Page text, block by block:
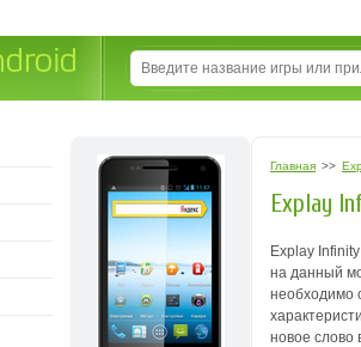
Главная >>
Explay
Explay
на данный
необходимо
новое слово